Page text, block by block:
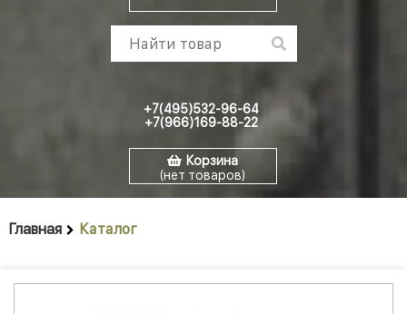
+7(495)532-96-64
+7(966)169-88-22
Корзина
(нет товаров)
Главная Каталог